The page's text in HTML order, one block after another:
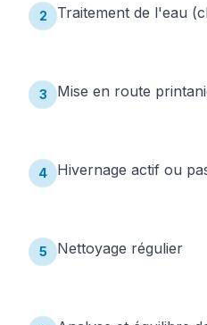
2 Traitement de l'eau
3 Mise en route
4 Hivernage actif ou
5 Nettoyage régulier